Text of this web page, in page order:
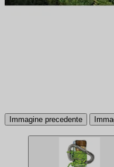
Immagine precedente